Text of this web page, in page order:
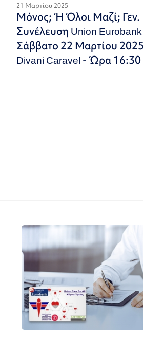
21 Μαρτίου 2025
Μόνος; Ή Όλοι Μαζί; Γεν.
Συνέλευση Union
Σάββατο 22 Μαρτίου
Divani Caravel - Ώρα 16:30